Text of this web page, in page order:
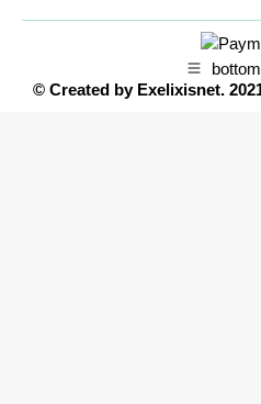
© Created by Exelixisnet.